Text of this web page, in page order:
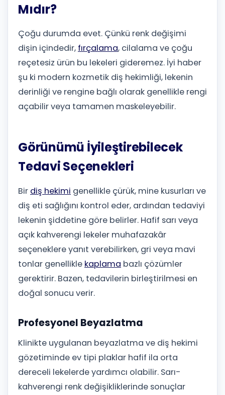
Mıdır?
Çoğu durumda evet. Çünkü renk değişimi
dişin içindedir, fırçalama, cilalama ve çoğu
reçetesiz ürün bu lekeleri gideremez. İyi haber
şu ki modern kozmetik diş hekimliği, lekenin
derinliği ve rengine bağlı olarak genellikle rengi
açabilir veya tamamen maskeleyebilir.
Görünümü İyileştirebilecek
Tedavi Seçenekleri
Bir diş hekimi genellikle çürük, mine kusurları ve
diş eti sağlığını kontrol eder, ardından tedaviyi
lekenin şiddetine göre belirler. Hafif sarı veya
açık kahverengi lekeler muhafazakâr
seçeneklere yanıt verebilirken, gri veya mavi
tonlar genellikle kaplama bazlı çözümler
gerektirir. Bazen, tedavilerin birleştirilmesi en
doğal sonucu verir.
Profesyonel Beyazlatma
Klinikte uygulanan beyazlatma ve diş hekimi
gözetiminde ev tipi plaklar hafif ila orta
dereceli lekelerde yardımcı olabilir. Sarı-
kahverengi renk değişikliklerinde sonuçlar